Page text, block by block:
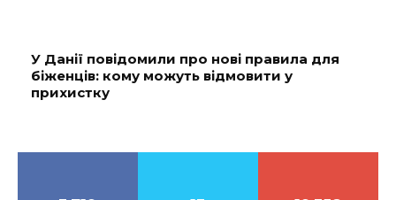
У Данії повідомили про нові правила для
біженців: кому можуть відмовити у
прихистку